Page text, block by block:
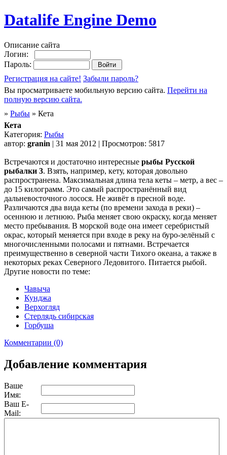
Datalife Engine Demo
Описание сайта
Логин:
Пароль:
Регистрация на сайте! Забыли пароль?
Вы просматриваете мобильную версию сайта. Перейти на
полную версию сайта.
» Рыбы » Кета
Кета
Категория: Рыбы
автор: granin | 31 мая 2012 | Просмотров: 5817
Встречаются и достаточно интересные рыбы Русской
рыбалки 3. Взять, например, кету, которая довольно
распространена. Максимальная длина тела кеты – метр, а вес –
до 15 килограмм. Это самый распространённый вид
дальневосточного лосося. Не живёт в пресной воде.
Различаются два вида кеты (по времени захода в реки) –
осеннюю и летнюю. Рыба меняет свою окраску, когда меняет
место пребывания. В морской воде она имеет серебристый
окрас, который меняется при входе в реку на буро-зелёный с
многочисленными полосами и пятнами. Встречается
преимущественно в северной части Тихого океана, а также в
некоторых реках Северного Ледовитого. Питается рыбой.
Другие новости по теме:
Чавыча
Кунджа
Верхогляд
Стерлядь сибирская
Горбуша
Комментарии (0)
Добавление комментария
Ваше
Имя:
Ваш E-
Mail: